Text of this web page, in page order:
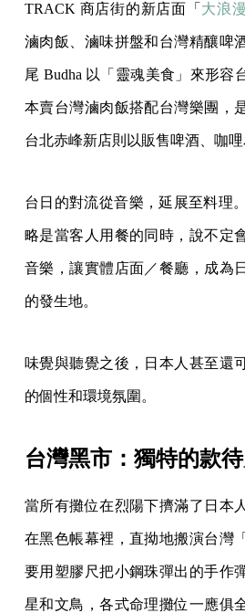
TRACK 商店街的新店面「 大浪
滷肉飯、滷味拼盤和台灣精釀啤
尾 Budha 以「靈魂美食」來形容
本賣台灣滷肉飯搭配台灣樂團，
台北赤峰新店則以販售啤酒、咖哩
台日的對流從音樂，延展至料理
略是當客人用餐的同時，說不定
音樂，讓實體店面／餐廳，成為
的發生地。
味覺與聽覺之後，日本人甚至還
的個性和環境氛圍。
台灣黑市：獨特的款
當所有攤位在烈陽下擠滿了日本
在黑色帳幕裡，直拗地搬演台灣
要用塑膠尺把小鋼珠彈出的手作
星和文鳥，各式命理攤位一應俱